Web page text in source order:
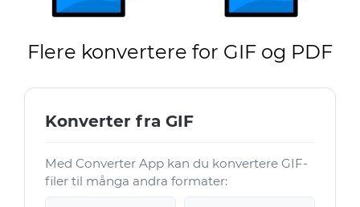
Flere konvertere for GIF og PDF
Konverter fra GIF
Med Converter App kan du konvertere GIF-
filer til många andra formater: